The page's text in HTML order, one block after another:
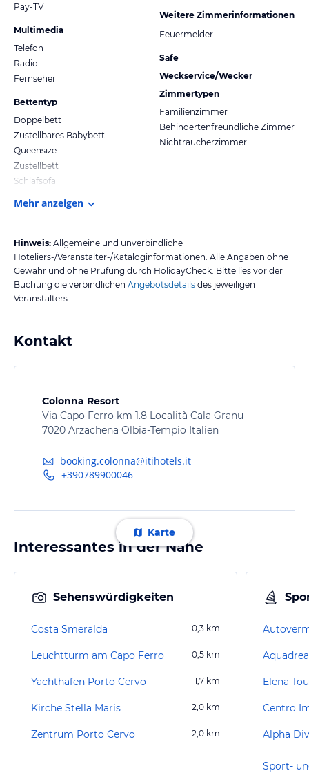
Pay-TV
Multimedia
Telefon
Radio
Fernseher
Bettentyp
Doppelbett
Zustellbares Babybett
Queensize
Zustellbett
Schlafsofa
Weitere Zimmerinformationen
Feuermelder
Safe
Weckservice/Wecker
Zimmertypen
Familienzimmer
Behindertenfreundliche Zimmer
Nichtraucherzimmer
Mehr anzeigen
Hinweis: Allgemeine und unverbindliche
Hoteliers-/Veranstalter-/Kataloginformationen. Alle Angaben ohne
Gewähr und ohne Prüfung durch HolidayCheck. Bitte lies vor der
Buchung die verbindlichen Angebotsdetails des jeweiligen
Veranstalters.
Kontakt
Colonna Resort
Via Capo Ferro km 1.8 Località Cala Granu
7020 Arzachena Olbia-Tempio Italien
booking.colonna@itihotels.it
+390789900046
Karte
Interessantes in der Nähe
Sehenswürdigkeiten
Costa Smeralda 0,3 km
Leuchtturm am Capo Ferro 0,5 km
Yachthafen Porto Cervo 1,7 km
Kirche Stella Maris 2,0 km
Zentrum Porto Cervo 2,0 km
Elena
Centro
Alpha
Sport-